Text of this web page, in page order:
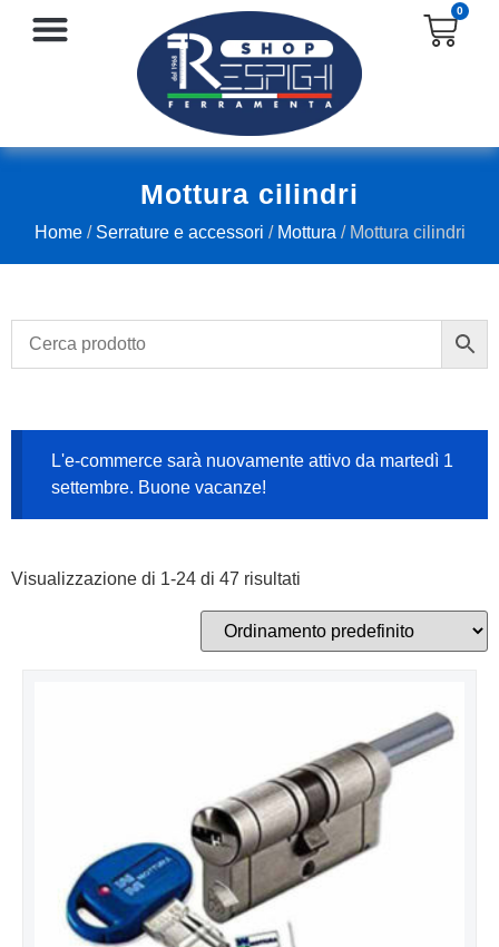
0
Mottura cilindri
Home/ Serrature e accessori / Mottura / Mottura cilindri
L'e-commerce sarà nuovamente attivo da martedì 1
settembre. Buone vacanze!
Visualizzazione di 1-24 di 47 risultati